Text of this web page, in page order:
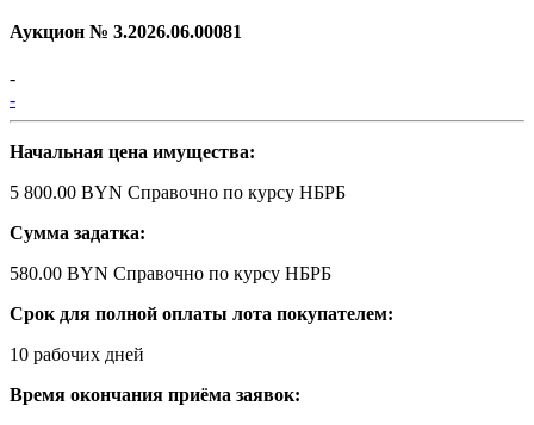
Аукцион № 3.2026.06.00081
-
-
Начальная цена имущества:
5 800.00 BYN Справочно по курсу НБРБ
Сумма задатка:
580.00 BYN Справочно по курсу НБРБ
Срок для полной оплаты лота покупателем:
10 рабочих дней
Время окончания приёма заявок: